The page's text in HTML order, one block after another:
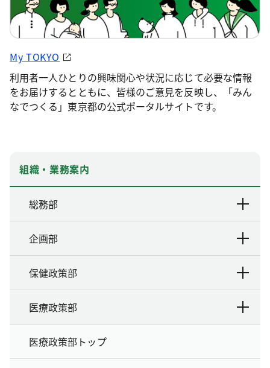
My TOKYO
利用者一人ひとりの興味関心や状況に応じて必要な情報
をお届けするとともに、皆様のご意見を反映し、「みん
なでつくる」東京都の公式ポータルサイトです。
組織・業務案内
総務部
企画部
保健政策部
医療政策部
医療政策部トップ